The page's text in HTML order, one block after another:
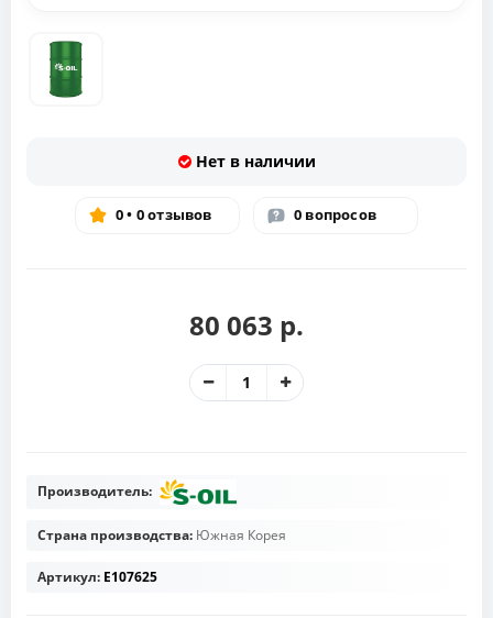
Нет в наличии
0 • 0 отзывов 0 вопросов
80 063 р.
Производитель:
Страна производства: Южная Корея
Артикул: E107625